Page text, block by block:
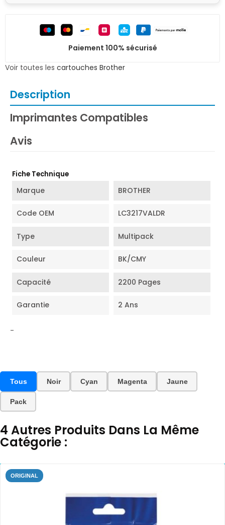
Paiement 100% sécurisé
Voir toutes les cartouches Brother
Description
Imprimantes Compatibles
Avis
Fiche Technique
Marque BROTHER
Code OEM LC3217VALDR
Type Multipack
Couleur BK/CMY
Capacité 2200 Pages
Garantie 2 Ans
-
Tous Noir Cyan Magenta Jaune
Pack
4 Autres Produits Dans La Même
Catégorie :
ORIGINAL